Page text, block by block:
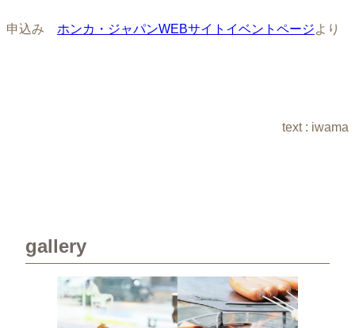
申込み ホンカ・ジャパンWEBサイトイベントページより
text : iwama
gallery